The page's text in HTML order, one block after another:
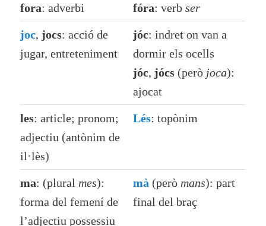
fora: adverbi fóra: verbser
joc, jocs: acció de
jugar, entreteniment
jóc: indret on van a
dormir els ocells
jóc, jócs (però joca):
ajocat
les: article; pronom;
adjectiu (antònim de
il·lès)
Lés: topònim
ma: (plural mes):
forma del femení de
l’adjectiu possessiu
mà (però mans): part
final del braç